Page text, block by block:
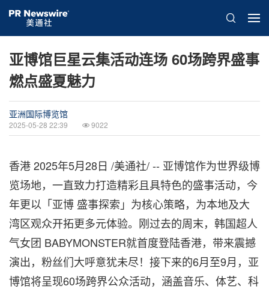
亚博馆巨星云集活动连场 60场跨界盛事
燃点盛夏魅力
亚洲国际博览馆
2025-05-28 22:39 9022
香港2025年5月28日 /美通社/ -- 亚博馆作为世界级博
览场地，一直致力打造精彩且具特色的盛事活动，今
年更以「亚博 盛事探索」为核心策略，为本地及大
湾区观众开拓更多元体验。刚过去的周末，韩国超人
气女团 BABYMONSTER就首度登陆香港，带来震撼
演出，粉丝们大呼意犹未尽！接下来的6月至9月，亚
博馆将呈现60场跨界公众活动，涵盖音乐、体艺、科